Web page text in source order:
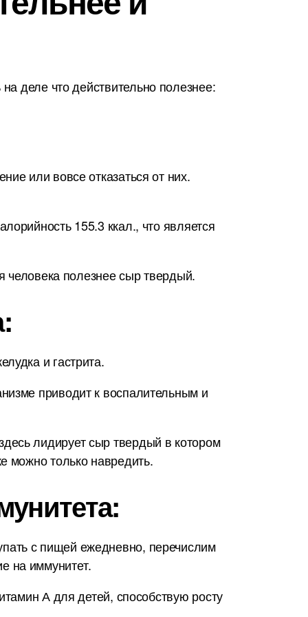
деле что действительно полезнее:
или вовсе отказаться от них.
155.3 ккал., что является
человека полезнее сыр твердый.
и гастрита.
приводит к воспалительным и
лидирует сыр твердый в котором
можно только навредить.
с пищей ежедневно, перечислим
на иммунитет.
А для детей, способствую росту